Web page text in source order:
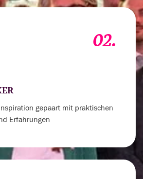
02.
gepaart mit praktischen
Erfahrungen